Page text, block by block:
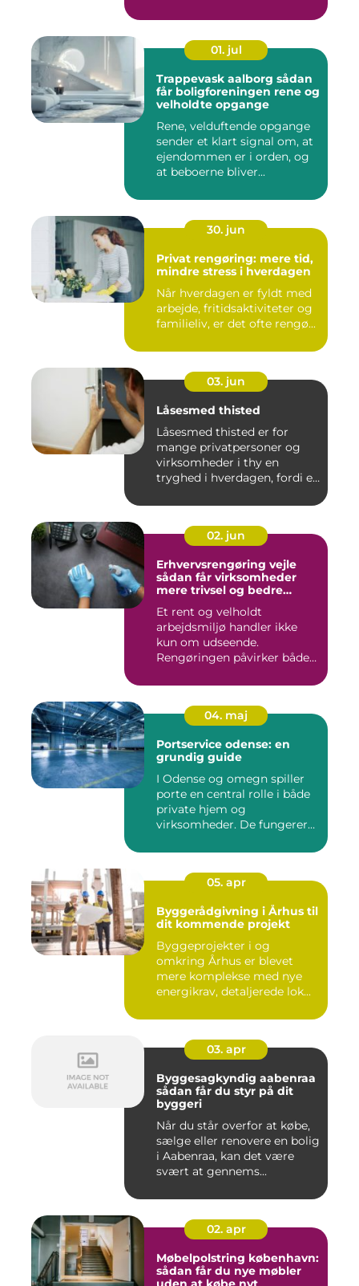
01. jul
Trappevask aalborg sådan
får boligforeningen rene og
velholdte opgange
Rene, velduftende opgange
sender et klart signal om, at
ejendommen er i orden, og
at beboerne bliver...
30. jun
Privat rengøring: mere tid,
mindre stress i hverdagen
Når hverdagen er fyldt med
arbejde, fritidsaktiviteter og
familieliv, er det ofte rengø...
03. jun
Låsesmed thisted
Låsesmed thisted er for
mange privatpersoner og
virksomheder i thy en
tryghed i hverdagen, fordi en
02. jun
Erhvervsrengøring vejle
sådan får virksomheder
mere trivsel og bedre
Et rent og velholdt
arbejdsmiljø handler ikke
kun om udseende.
Rengøringen påvirker både
04. maj
Portservice odense: en
grundig guide
I Odense og omegn spiller
porte en central rolle i både
private hjem og
virksomheder. De fungerer
05. apr
Byggerådgivning i Århus til
dit kommende projekt
Byggeprojekter i og
omkring Århus er blevet
mere komplekse med nye
energikrav, detaljerede lok...
03. apr
Byggesagkyndig aabenraa
sådan får du styr på dit
byggeri
Når du står overfor at købe,
sælge eller renovere en bolig
i Aabenraa, kan det være
svært at gennems...
02. apr
Møbelpolstring københavn:
sådan får du nye møbler